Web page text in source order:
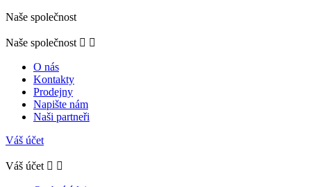
Naše společnost
Naše společnost  
O nás
Kontakty
Prodejny
Napište nám
Naši partneři
Váš účet
Váš účet  